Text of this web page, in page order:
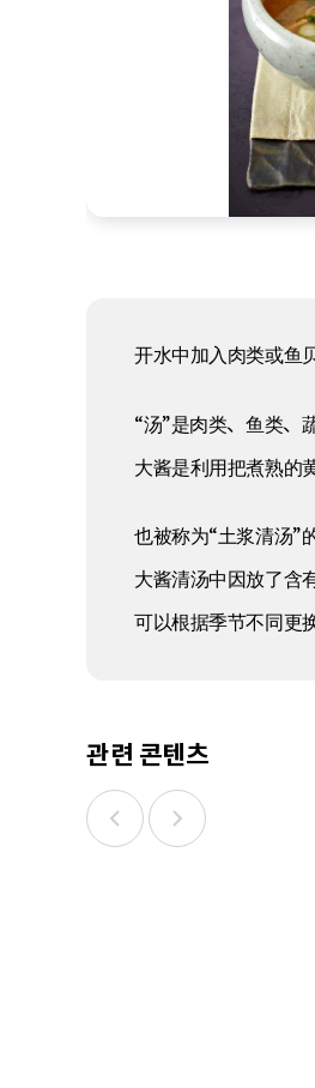
开水中加入肉类或鱼
“汤”是肉类、鱼类、
大酱是利用把煮熟的
也被称为“土浆清汤”
大酱清汤中因放了含
可以根据季节不同更
관련 콘텐츠